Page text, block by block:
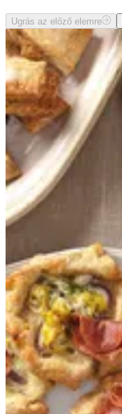
Ugrás az előző elemre